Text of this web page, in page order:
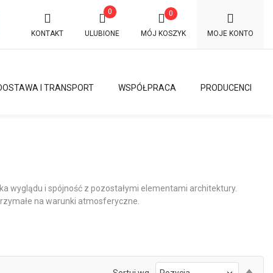
KONTAKT
0
ULUBIONE MÓJ KOSZYK
0
MOJE KONTO
PRODUCENCI
WSPÓŁPRACA
I TRANSPORT
wyglądu i spójność z pozostałymi elementami architektury.
na warunki atmosferyczne.